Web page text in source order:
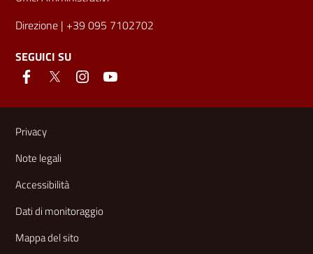
Direzione | +39 095 7102702
SEGUICI SU
Link e informazioni utili
Privacy
Note legali
Accessibilità
Dati di monitoraggio
Mappa del sito